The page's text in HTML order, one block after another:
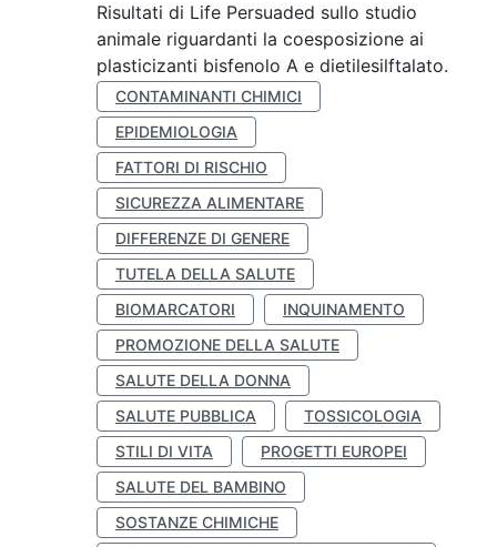
Risultati di Life Persuaded sullo studio
animale riguardanti la coesposizione ai
plasticizanti bisfenolo A e dietilesilftalato.
CONTAMINANTI CHIMICI
EPIDEMIOLOGIA
FATTORI DI RISCHIO
SICUREZZA ALIMENTARE
DIFFERENZE DI GENERE
TUTELA DELLA SALUTE
BIOMARCATORI
INQUINAMENTO
PROMOZIONE DELLA SALUTE
SALUTE DELLA DONNA
SALUTE PUBBLICA
TOSSICOLOGIA
STILI DI VITA
PROGETTI EUROPEI
SALUTE DEL BAMBINO
SOSTANZE CHIMICHE